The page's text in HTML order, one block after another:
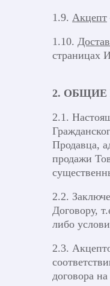
1.9. Акцепт
1.10.
страницах
2.
2.1.
Продавца,
продажи
2.2.
Договору,
либо
2.3.
договора